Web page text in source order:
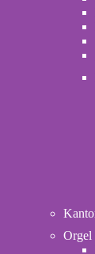
Orgel